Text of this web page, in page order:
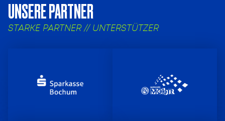
UNSERE PARTNER
STARKE PARTNER // UNTERSTÜTZER